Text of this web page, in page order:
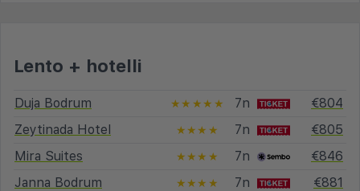
Lento + hotelli
Duja Bodrum ★★★★★ 7n
€804
Zeytinada Hotel
★★★★ 7n
€805
Mira Suites
★★★★ 7n
€846
Janna Bodrum
★★★★ 7n
€881